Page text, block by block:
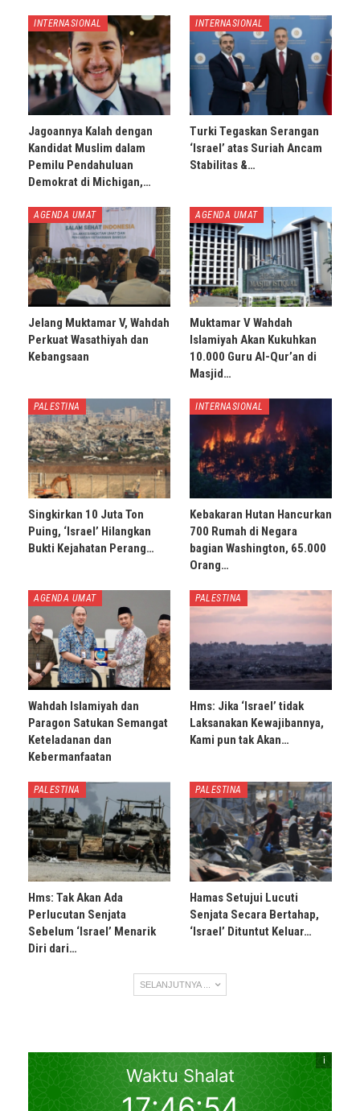
INTERNASIONAL
Jagoannya Kalah dengan
Kandidat Muslim dalam
Pemilu Pendahuluan
Demokrat di Michigan,…
INTERNASIONAL
Turki Tegaskan Serangan
‘Israel’ atas Suriah Ancam
Stabilitas &…
AGENDA UMAT
Jelang Muktamar V, Wahdah
Perkuat Wasathiyah dan
Kebangsaan
AGENDA UMAT
Muktamar V Wahdah
Islamiyah Akan Kukuhkan
10.000 Guru Al-Qur’an di
Masjid…
PALESTINA
Singkirkan 10 Juta Ton
Puing, ‘Israel’ Hilangkan
Bukti Kejahatan Perang…
INTERNASIONAL
Kebakaran Hutan Hancurkan
700 Rumah di Negara
bagian Washington, 65.000
Orang…
AGENDA UMAT
Wahdah Islamiyah dan
Paragon Satukan Semangat
Keteladanan dan
Kebermanfaatan
PALESTINA
Hms: Jika ‘Israel’ tidak
Laksanakan Kewajibannya,
Kami pun tak Akan…
PALESTINA
Hms: Tak Akan Ada
Perlucutan Senjata
Sebelum ‘Israel’ Menarik
Diri dari…
PALESTINA
Hamas Setujui Lucuti
Senjata Secara Bertahap,
‘Israel’ Dituntut Keluar…
SELANJUTNYA ...